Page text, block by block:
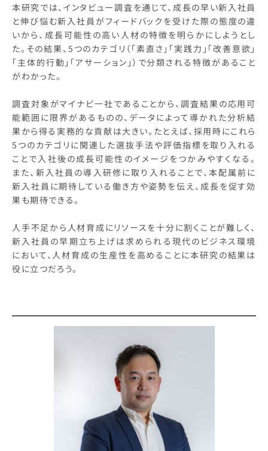
本研究では、インタビュー調査を通じて、成長の早い新入社員
と伸び悩む新入社員がフィードバックを受けた際の態度の違
いから、成長可能性の高い人材の特徴を明らかにしようとし
た。その結果、5つのカテゴリ（「素直さ」「実践力」「改善意欲」
「主体的行動」「アサーション」）で分類される特徴があること
がわかった。
調査対象がマイナビ一社であることから、調査結果の応用可
能範囲に限界があるものの、データによって導かれた分析結
果から得る実務的な貢献は大きい。たとえば、採用時にこれら
5つのカテゴリに関連した選抜手法や評価指標を取り入れる
ことで入社後の成長可能性のイメージをつかみやすくなる。
また、新入社員の導入研修に取り入れることで、本配属前に
新入社員に期待している働き方や姿勢を伝え、成長を促す効
果も期待できる。
人手不足から人材育成にリソースを十分に割くことが難しく、
新入社員の早期立ち上げは求められる現代のビジネス環境
において、人材育成の生産性を高めることに本研究の結果は
役に立つだろう。